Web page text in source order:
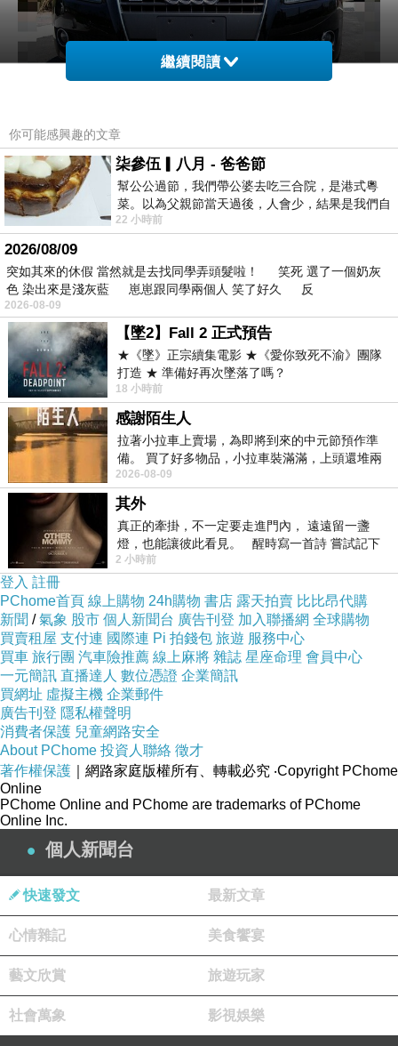
Audi A5 2012
Is there a phone we can reach you when want
to ship the car?
Thanks,
很高興您的來信， 關於您所詢問的2012 A5運車問題，更多有
關美國加州洛杉磯運車回台灣流程及所需文件或是關稅費用問
題也可以參閱這篇文章 ，您的問題回答如下
需準備之文件請參考此出口時需準備文件
稅金部分請查閱進口關稅
我的日常生活行李可以放在車上海運回來台灣嗎？
繼續閱讀
你可能感興趣的文章
柒參伍▎八月 - 爸爸節
幫公公過節，我們帶公婆去吃三合院，是港式粵
菜。以為父親節當天過後，人會少，結果是我們自
己想多了。人陸續地進，滿滿都是人，個人
22 小時前
2026/08/09
突如其來的休假 當然就是去找同學弄頭髮啦！ 笑死 選了一個奶灰
色 染出來是淺灰藍 崽崽跟同學兩個人 笑了好久 反
2026-08-09
【墜2】Fall 2 正式預告
★《墜》正宗續集電影 ★《愛你致死不渝》團隊
打造 ★ 準備好再次墜落了嗎？
18 小時前
感謝陌生人
拉著小拉車上賣場，為即將到來的中元節預作準
備。 買了好多物品，小拉車裝滿滿，上頭還堆兩
紙箱。 雖辛苦了點，這點程度我一個人搬
2026-08-09
其外
真正的牽掛，不一定要走進門內， 遠遠留一盞
燈，也能讓彼此看見。 醒時寫一首詩 嘗試記下
寂寞 卻只能記下它的附屬物 原
2 小時前
登入 註冊
PChome首頁 線上購物 24h購物 書店 露天拍賣 比比昂代購
新聞 /氣象 股市 個人新聞台 廣告刊登 加入聯播網 全球購物
買賣租屋 支付連 國際連 Pi 拍錢包 旅遊 服務中心
買車 旅行團 汽車險推薦 線上麻將 雜誌 星座命理 會員中心
一元簡訊 直播達人 數位憑證 企業簡訊
買網址 虛擬主機 企業郵件
廣告刊登 隱私權聲明
消費者保護 兒童網路安全
About PChome 投資人聯絡 徵才
著作權保護 ｜網路家庭版權所有、轉載必究 ‧Copyright PChome
Online
PChome Online and PChome are trademarks of PChome
Online Inc.
個人新聞台
快速發文 最新文章
心情雜記 美食饗宴
藝文欣賞 旅遊玩家
社會萬象 影視娛樂